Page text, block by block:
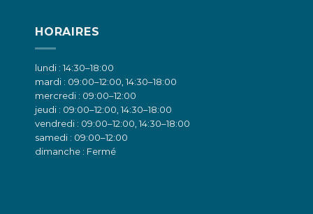
HORAIRES
lundi : 14:30–18:00
mardi : 09:00–12:00, 14:30–18:00
mercredi : 09:00–12:00
jeudi : 09:00–12:00, 14:30–18:00
vendredi : 09:00–12:00, 14:30–18:00
samedi : 09:00–12:00
dimanche : Fermé